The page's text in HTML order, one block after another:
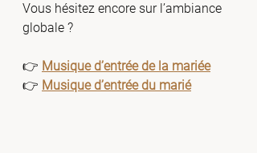
Vous hésitez encore sur l’ambiance
globale ?
👉 Musique d’entrée de la mariée
👉 Musique d’entrée du marié